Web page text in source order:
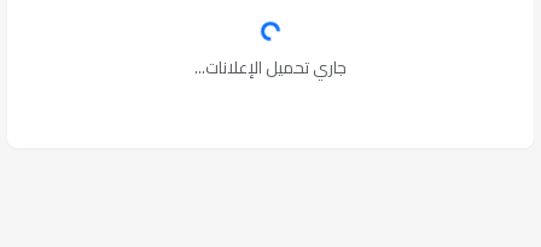
جاري تحميل الإعلانات...